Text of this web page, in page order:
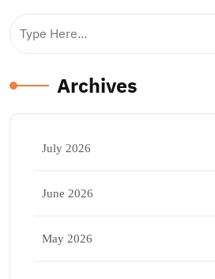
Archives
July 2026
June 2026
May 2026